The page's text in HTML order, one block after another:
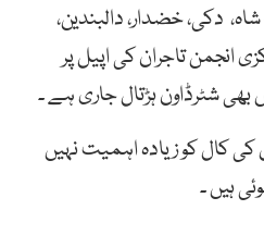
شاہ، دکی، خضدار، دالبندین،
انجمن تاجران کی اپیل پر
شٹرڈاون ہڑتال جاری ہے ۔
کی کال کو زیادہ اہمیت نہیں
ہیں ۔